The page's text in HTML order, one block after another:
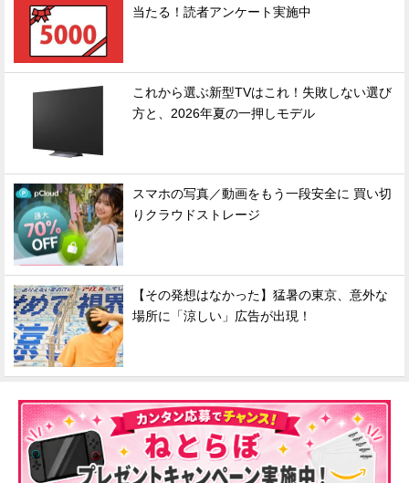
当たる！読者アンケート実施中
これから選ぶ新型TVはこれ！失敗しない選び
方と、2026年夏の一押しモデル
スマホの写真／動画をもう一段安全に 買い切
りクラウドストレージ
【その発想はなかった】猛暑の東京、意外な
場所に「涼しい」広告が出現！